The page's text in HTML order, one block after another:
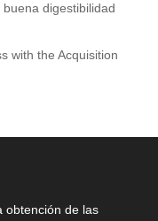
digestibilidad
with the Acquisition
obtención de las